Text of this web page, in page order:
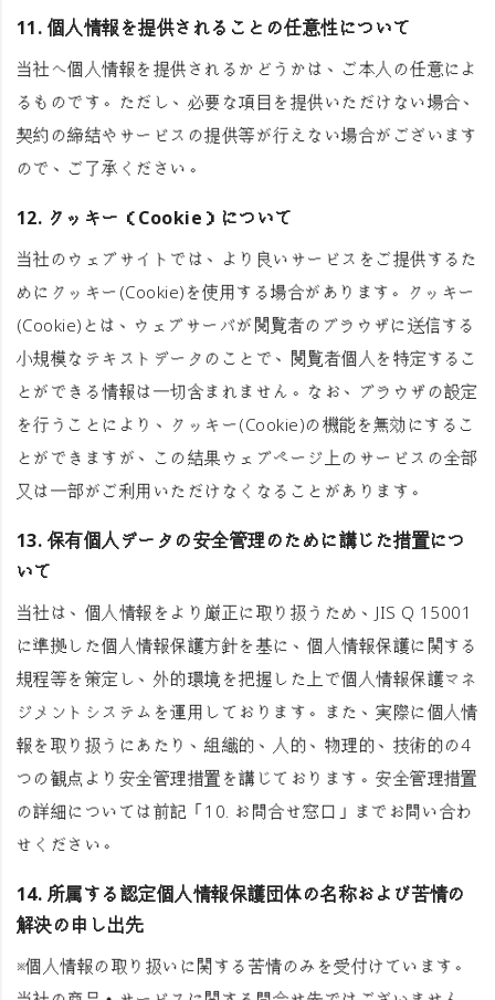
11. 個人情報を提供されることの任意性について
当社へ個人情報を提供されるかどうかは、ご本人の任意によ
るものです。ただし、必要な項目を提供いただけない場合、
契約の締結やサービスの提供等が行えない場合がございます
ので、ご了承ください。
12. クッキー（Cookie）について
当社のウェブサイトでは、より良いサービスをご提供するた
めにクッキー(Cookie)を使用する場合があります。クッキー
(Cookie)とは、ウェブサーバが閲覧者のブラウザに送信する
小規模なテキストデータのことで、閲覧者個人を特定するこ
とができる情報は一切含まれません。なお、ブラウザの設定
を行うことにより、クッキー(Cookie)の機能を無効にするこ
とができますが、この結果ウェブページ上のサービスの全部
又は一部がご利用いただけなくなることがあります。
13. 保有個人データの安全管理のために講じた措置につ
いて
当社は、個人情報をより厳正に取り扱うため、JIS Q 15001
に準拠した個人情報保護方針を基に、個人情報保護に関する
規程等を策定し、外的環境を把握した上で個人情報保護マネ
ジメントシステムを運用しております。また、実際に個人情
報を取り扱うにあたり、組織的、人的、物理的、技術的の4
つの観点より安全管理措置を講じております。安全管理措置
の詳細については前記「10. お問合せ窓口」までお問い合わ
せください。
14. 所属する認定個人情報保護団体の名称および苦情の
解決の申し出先
※個人情報の取り扱いに関する苦情のみを受付けています。